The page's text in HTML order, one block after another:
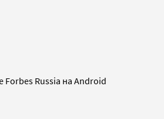
Russia на Android